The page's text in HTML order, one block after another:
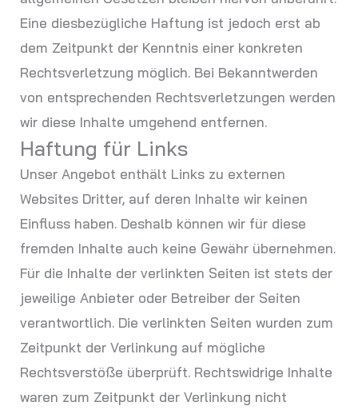
Eine diesbezügliche Haftung ist jedoch erst ab
dem Zeitpunkt der Kenntnis einer konkreten
Rechtsverletzung möglich. Bei Bekanntwerden
von entsprechenden Rechtsverletzungen werden
wir diese Inhalte umgehend entfernen.
Haftung für Links
Unser Angebot enthält Links zu externen
Websites Dritter, auf deren Inhalte wir keinen
Einfluss haben. Deshalb können wir für diese
fremden Inhalte auch keine Gewähr übernehmen.
Für die Inhalte der verlinkten Seiten ist stets der
jeweilige Anbieter oder Betreiber der Seiten
verantwortlich. Die verlinkten Seiten wurden zum
Zeitpunkt der Verlinkung auf mögliche
Rechtsverstöße überprüft. Rechtswidrige Inhalte
waren zum Zeitpunkt der Verlinkung nicht